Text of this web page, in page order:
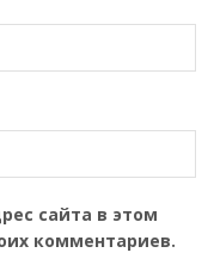
сайта в этом
комментариев.